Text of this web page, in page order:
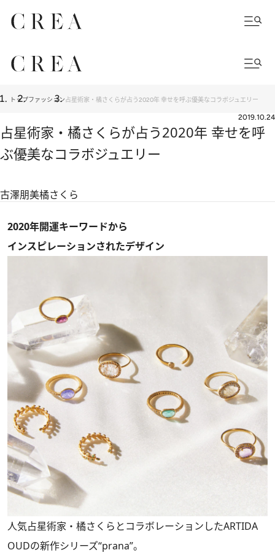
トップファッション占星術家・橘さくらが占う2020年 幸せを呼ぶ優美なコラボジュエリー
2019.10.24
占星術家・橘さくらが占う2020年 幸せを呼
ぶ優美なコラボジュエリー
古澤朋美橘さくら
2020年開運キーワードから
インスピレーションされたデザイン
人気占星術家・橘さくらとコラボレーションしたARTIDA
OUDの新作シリーズ“prana”。